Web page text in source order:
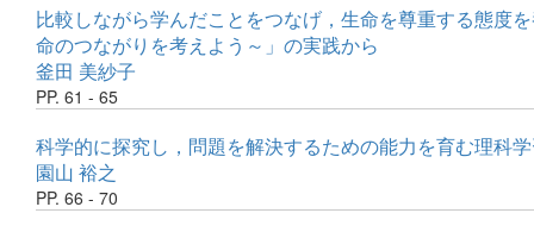
比較しながら学んだことをつなげ，生命を尊重する態
命のつながりを考えよう～」の実践から
釜田 美紗子
PP. 61 - 65
科学的に探究し，問題を解決するための能力を育む理科
園山 裕之
PP. 66 - 70